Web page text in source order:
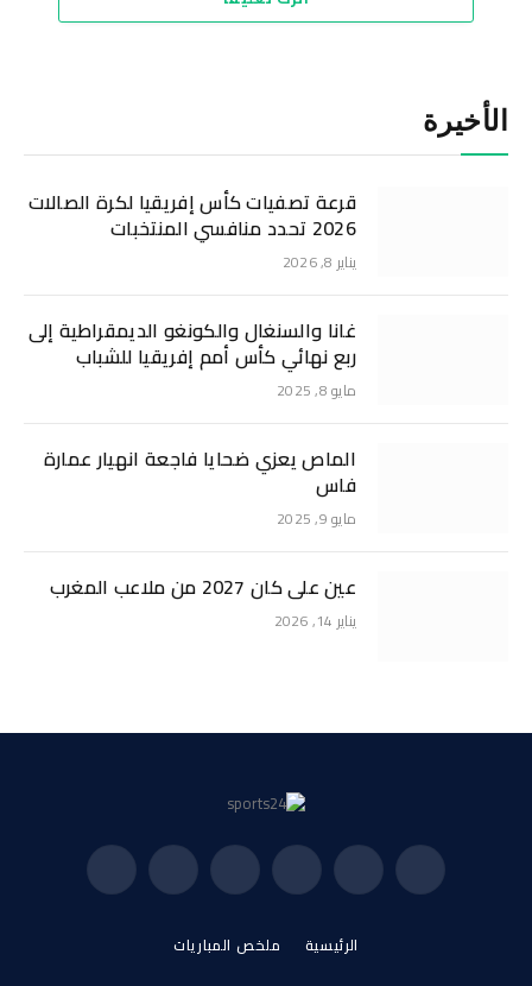
الأخيرة
قرعة تصفيات كأس إفريقيا لكرة الصالات
2026 تحدد منافسي المنتخبات
يناير 8, 2026
غانا والسنغال والكونغو الديمقراطية إلى
ربع نهائي كأس أمم إفريقيا للشباب
مايو 8, 2025
الماص يعزي ضحايا فاجعة انهيار عمارة
فاس
مايو 9, 2025
عين على كان 2027 من ملاعب المغرب
يناير 14, 2026
فيسبوك
(Twitter)
الانستغرام بينتيريست فيميو يوتيوب
الرئيسية ملخص المباريات